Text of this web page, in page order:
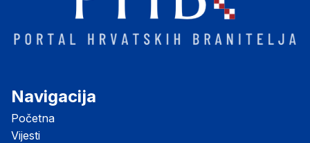
Navigacija
Početna
Vijesti